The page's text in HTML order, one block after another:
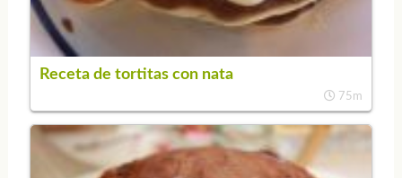
Receta de tortitas con nata
75m